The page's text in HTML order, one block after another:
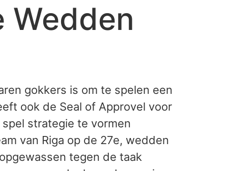
Wedden
gokkers is om te spelen een
ook de Seal of Approvel voor
strategie te vormen
van Riga op de 27e, wedden
tegen de taak